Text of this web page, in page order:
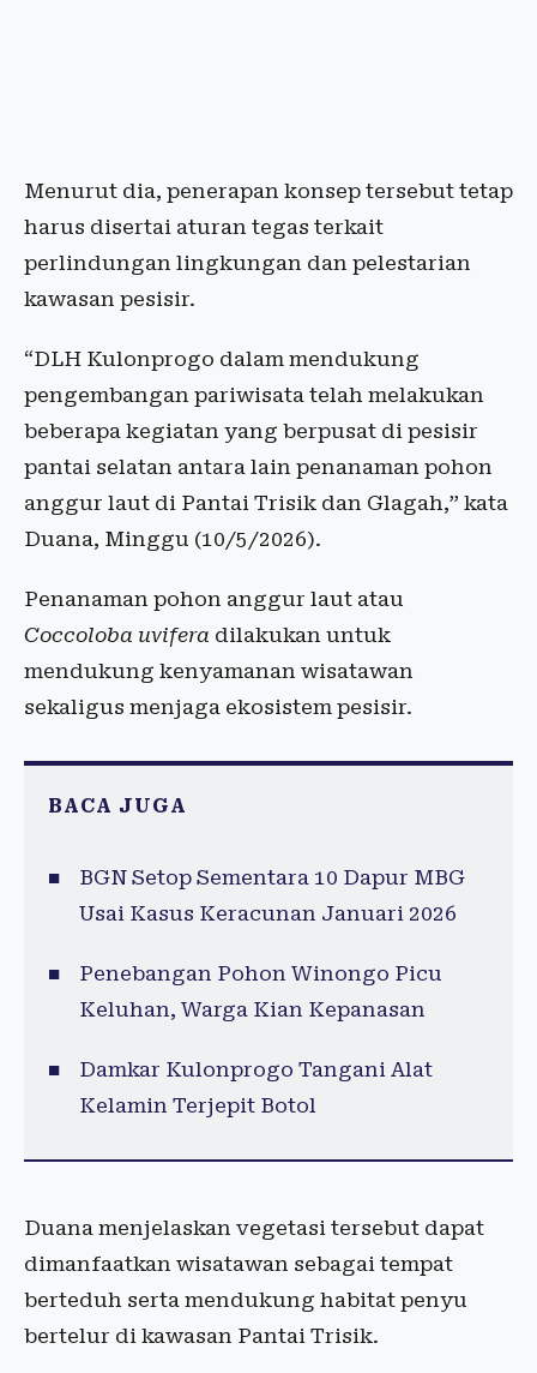
Menurut dia, penerapan konsep tersebut tetap
harus disertai aturan tegas terkait
perlindungan lingkungan dan pelestarian
kawasan pesisir.
“DLH Kulonprogo dalam mendukung
pengembangan pariwisata telah melakukan
beberapa kegiatan yang berpusat di pesisir
pantai selatan antara lain penanaman pohon
anggur laut di Pantai Trisik dan Glagah,” kata
Duana, Minggu (10/5/2026).
Penanaman pohon anggur laut atau
Coccoloba uvifera dilakukan untuk
mendukung kenyamanan wisatawan
sekaligus menjaga ekosistem pesisir.
BACA JUGA
BGN Setop Sementara 10 Dapur MBG
Usai Kasus Keracunan Januari 2026
Penebangan Pohon Winongo Picu
Keluhan, Warga Kian Kepanasan
Damkar Kulonprogo Tangani Alat
Kelamin Terjepit Botol
Duana menjelaskan vegetasi tersebut dapat
dimanfaatkan wisatawan sebagai tempat
berteduh serta mendukung habitat penyu
bertelur di kawasan Pantai Trisik.